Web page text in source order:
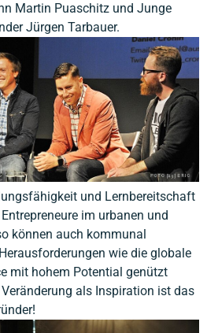
Martin Puaschitz und Junge
Jürgen Tarbauer.
und Lernbereitschaft
im urbanen und
können auch kommunal
wie die globale
mit hohem Potential genützt
als Inspiration ist das